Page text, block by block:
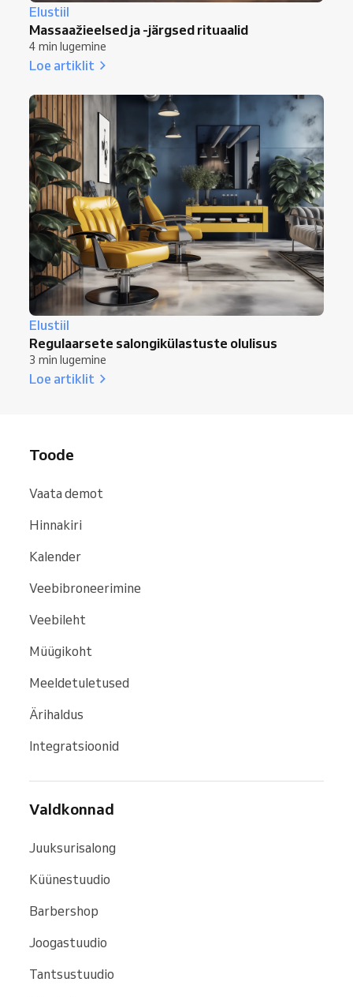
Elustiil
Massaažieelsed ja -järgsed rituaalid
4 min lugemine
Loe artiklit
Elustiil
Regulaarsete salongikülastuste olulisus
3 min lugemine
Loe artiklit
Toode
Vaata demot
Hinnakiri
Kalender
Veebibroneerimine
Veebileht
Müügikoht
Meeldetuletused
Ärihaldus
Integratsioonid
Valdkonnad
Juuksurisalong
Küünestuudio
Barbershop
Joogastuudio
Tantsustuudio